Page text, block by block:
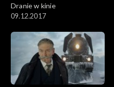
Dranie w kinie
09.12.2017